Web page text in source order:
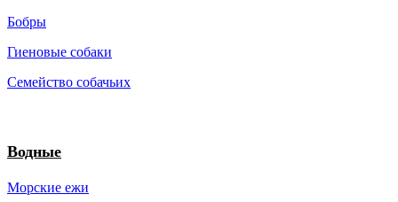
Бобры
Гиеновые собаки
Семейство собачьих
Водные
Морские ежи